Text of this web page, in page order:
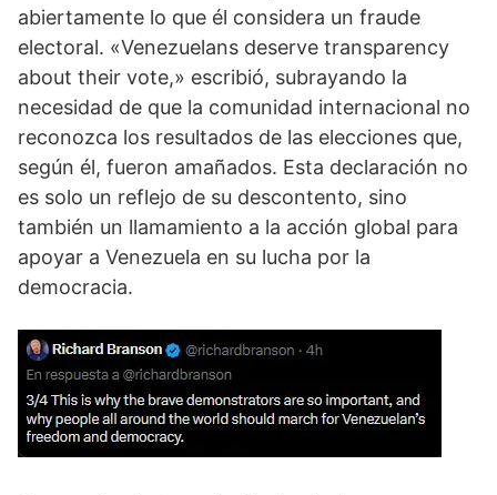
abiertamente lo que él considera un fraude
electoral. «Venezuelans deserve transparency
about their vote,» escribió, subrayando la
necesidad de que la comunidad internacional no
reconozca los resultados de las elecciones que,
según él, fueron amañados. Esta declaración no
es solo un reflejo de su descontento, sino
también un llamamiento a la acción global para
apoyar a Venezuela en su lucha por la
democracia.